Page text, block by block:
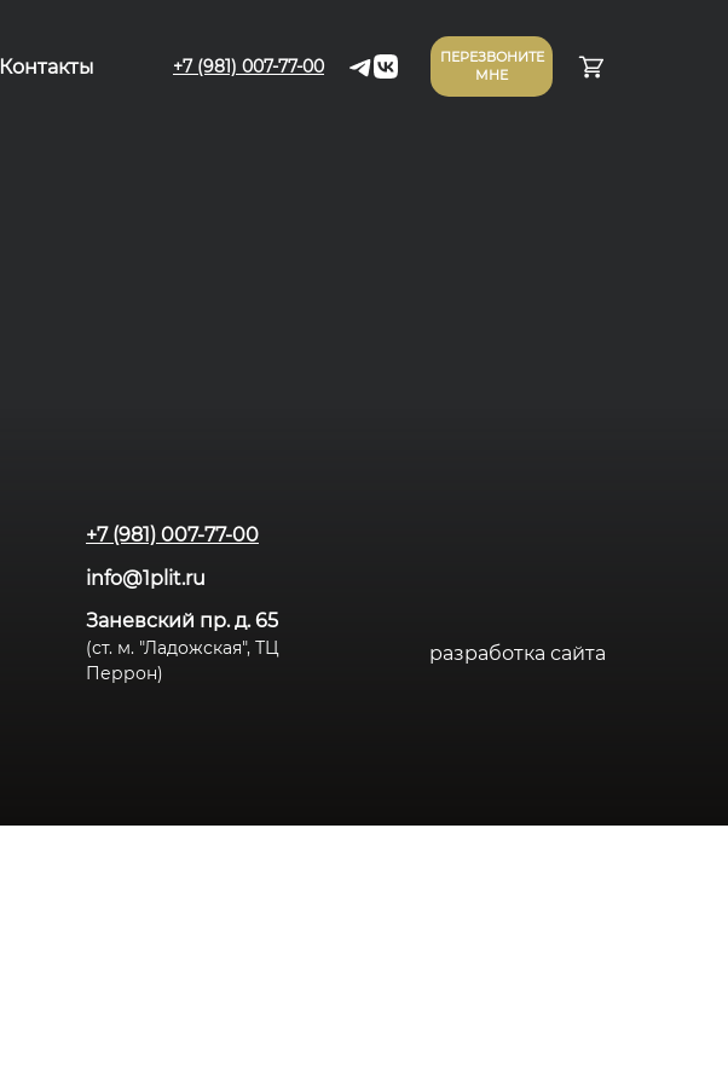
Контакты +7 (981) 007-77-00
ПЕРЕЗВОНИТЕ
МНЕ
+7 (981) 007-77-00
info@1plit.ru
Заневский пр. д. 65
(ст. м. "Ладожская", ТЦ
Перрон)
разработка сайта